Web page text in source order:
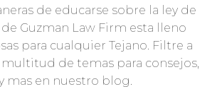
de educarse sobre la ley de
de Guzman Law Firm esta lleno
para cualquier Tejano. Filtre a
multitud de temas para consejos,
mas en nuestro blog.